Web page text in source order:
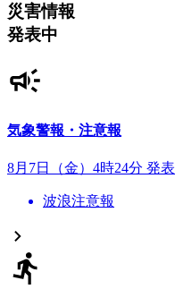
災害情報
発表中
気象警報・注意報
8月7日（金）4時24分 発表
波浪注意報